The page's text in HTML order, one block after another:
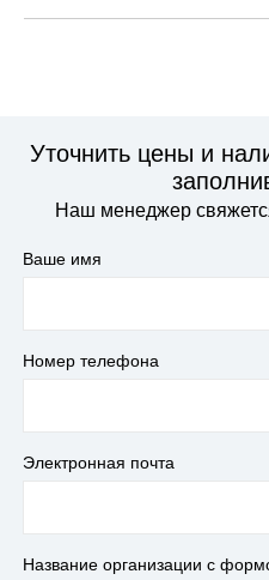
Уточнить цены и
Наш менеджер
Ваше имя
Номер телефона
Электронная почта
Название организации с